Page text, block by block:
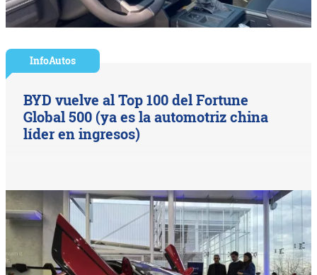
InfoAutos
BYD vuelve al Top 100 del Fortune
Global 500 (ya es la automotriz china
líder en ingresos)